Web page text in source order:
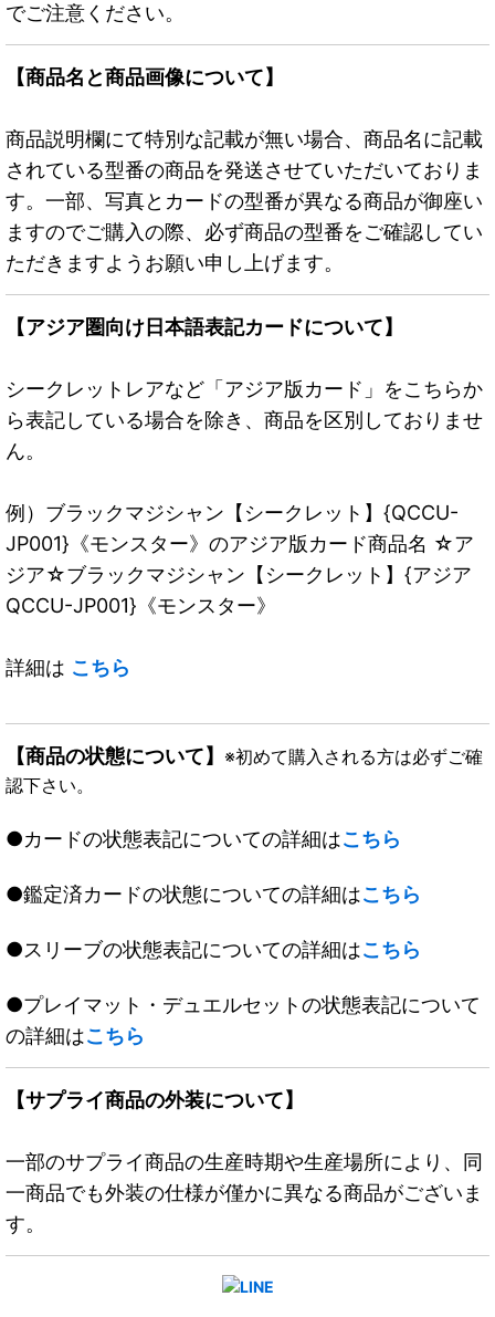
でご注意ください。
【商品名と商品画像について】
商品説明欄にて特別な記載が無い場合、商品名に記載
されている型番の商品を発送させていただいておりま
す。一部、写真とカードの型番が異なる商品が御座い
ますのでご購入の際、必ず商品の型番をご確認してい
ただきますようお願い申し上げます。
【アジア圏向け日本語表記カードについて】
シークレットレアなど「アジア版カード」をこちらか
ら表記している場合を除き、商品を区別しておりませ
ん。
例）ブラックマジシャン【シークレット】{QCCU-
JP001}《モンスター》のアジア版カード商品名 ☆ア
ジア☆ブラックマジシャン【シークレット】{アジア
QCCU-JP001}《モンスター》
詳細は こちら
【商品の状態について】 ※初めて購入される方は必ずご確
認下さい。
●カードの状態表記についての詳細はこちら
●鑑定済カードの状態についての詳細はこちら
●スリーブの状態表記についての詳細はこちら
●プレイマット・デュエルセットの状態表記について
の詳細はこちら
【サプライ商品の外装について】
一部のサプライ商品の生産時期や生産場所により、同
一商品でも外装の仕様が僅かに異なる商品がございま
す。